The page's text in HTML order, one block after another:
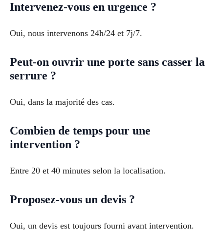
Intervenez-vous en urgence ?
Oui, nous intervenons 24h/24 et 7j/7.
Peut-on ouvrir une porte sans casser la
serrure ?
Oui, dans la majorité des cas.
Combien de temps pour une
intervention ?
Entre 20 et 40 minutes selon la localisation.
Proposez-vous un devis ?
Oui, un devis est toujours fourni avant intervention.